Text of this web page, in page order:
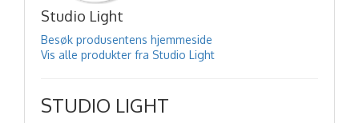
Studio Light
Besøk produsentens hjemmeside
Vis alle produkter fra Studio Light
STUDIO LIGHT